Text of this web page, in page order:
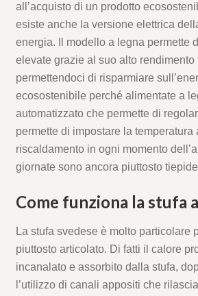
all’acquisto di un prodotto
esiste anche la versione elettrica
energia. Il modello a legna permette
elevate grazie al suo alto
permettendoci di risparmiare
ecosostenibile perché alimentate a
automatizzato che permette di
permette di impostare la
riscaldamento in ogni momento
giornate sono ancora piuttosto
Come funziona la stufa
La stufa svedese è molto particolare
piuttosto articolato. Di fatti il calore
incanalato e assorbito dalla stufa,
l’utilizzo di canali appositi che